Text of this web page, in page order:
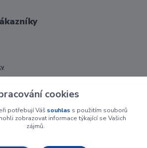
cookies
potřebují Váš souhlas s použitím souborů
zobrazovat informace týkající se Vašich
zájmů.